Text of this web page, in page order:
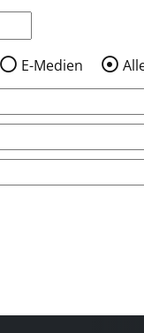
dem Jahr
E-Medien